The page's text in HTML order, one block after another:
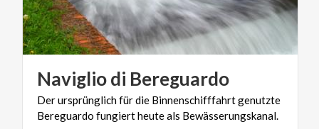
Navigliodi Bereguardo
Derursprünglichfürdie Binnenschifffahrtgenutzte
Bereguardo fungiertheuteals Bewässerungskanal.